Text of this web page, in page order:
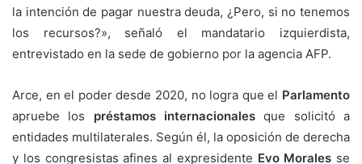
la intención de pagar nuestra deuda, ¿Pero, si no tenemos
los recursos?», señaló el mandatario izquierdista,
entrevistado en la sede de gobierno por la agencia AFP.
Arce, en el poder desde 2020, no logra que el Parlamento
apruebe los préstamos internacionales que solicitó a
entidades multilaterales. Según él, la oposición de derecha
y los congresistas afines al expresidente Evo Morales se